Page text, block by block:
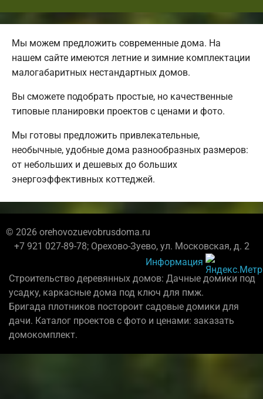
Мы можем предложить современные дома. На
нашем сайте имеются летние и зимние комплектации
малогабаритных нестандартных домов.
Вы сможете подобрать простые, но качественные
типовые планировки проектов с ценами и фото.
Мы готовы предложить привлекательные,
необычные, удобные дома разнообразных размеров:
от небольших и дешевых до больших
энергоэффективных коттеджей.
© 2026 orehovozuevobrusdoma.ru
+7 921 027-89-78; Орехово-Зуево, ул. Московская, д. 2
Информация
Строительство деревянных домов: Дачные домики под
усадку, каркасные дома под ключ для пмж.
Бригада плотников постороит садовые домики для
дачи. Каталог проектов с фото и ценами: заказать
домокомплект.